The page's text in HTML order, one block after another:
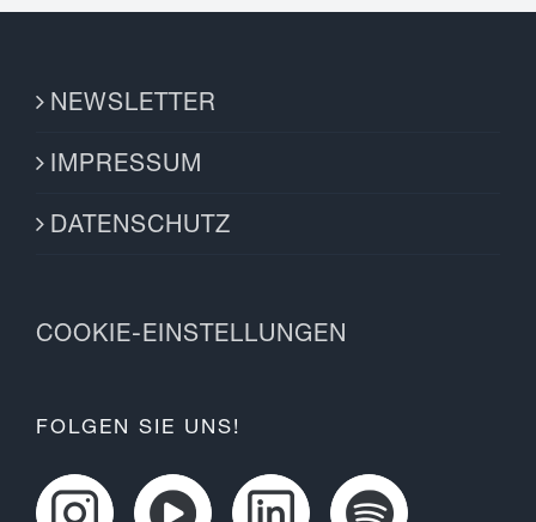
NEWSLETTER
IMPRESSUM
DATENSCHUTZ
COOKIE-EINSTELLUNGEN
FOLGEN SIE UNS!